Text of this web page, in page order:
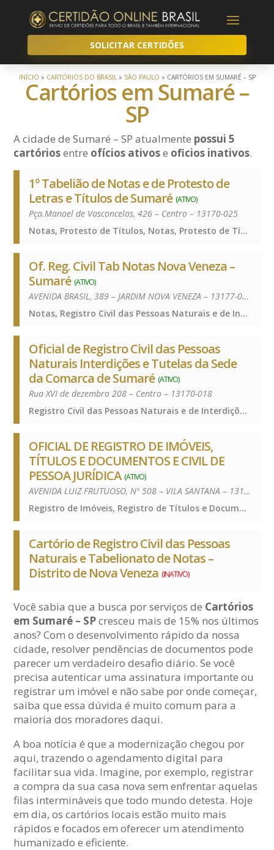
SOLICITAR CERTIDÕES
INÍCIO » CARTÓRIOS DO BRASIL» SÃO PAULO » CARTÓRIOS EM SUMARÉ – SP
Cartórios em Sumaré –
SP
A cidade de Sumaré – SP atualmente possui 5
cartóriosentre ofícios ativose oficios inativos.
1º Tabelião de Notas e de Protesto de
Letras e Títulos de Sumaré (ATIVO)
Pça.Manoel de Vasconcelos, 426 – Centro – 13170-025
Notas, Protesto de Títulos, Notas, Protesto de Títulos, Notas, Protesto de Títulos
Of. Reg. Civil Tab Notas Nova Veneza –
Sumaré (ATIVO)
AVENIDA BRASIL, 389 – JARDIM NOVA VENEZA – 13177-050
Notas, Registro Civil das Pessoas Naturais e de Interdições e Tutelas, Notas, Registro Civil das Pessoas Naturais e de Interdições e Tutelas, Notas, Registro Civil das Pessoas Naturais e de Interdições e Tutelas
Oficial de Registro Civil das Pessoas
Naturais Interdições e Tutelas da Sede
da Comarca de Sumaré (ATIVO)
Rua XVI de dezembro 208 – Centro – 13170-018
Registro Civil das Pessoas Naturais e de Interdições e Tutelas, Registro Civil das Pessoas Naturais e de Interdições e Tutelas, Registro Civil das Pessoas Naturais e de Interdições e Tutelas
OFICIAL DE REGISTRO DE IMÓVEIS,
TÍTULOS E DOCUMENTOS E CIVIL DE
PESSOA JURÍDICA (ATIVO)
AVENIDA LUIZ FRUTUOSO, Nº 508 – VILA SANTANA – 13170-260
Registro de Imóveis, Registro de Títulos e Documentos e Civis das Pessoas Jurídicas, Registro de Imóveis, Registro de Títulos e Documentos e Civis das Pessoas Jurídicas, Registro de Imóveis, Registro de Títulos e Documentos e Civis das Pessoas Jurídicas
Cartório de Registro Civil das Pessoas
Naturais e Tabelionato de Notas –
Distrito de Nova Veneza (INATIVO)
Você sabia que a busca por serviços de Cartórios
em Sumaré – SPcresceu mais de 15% nos últimos
anos? Com o desenvolvimento rápido da nossa
cidade, resolver pendências de documentos pode
parecer um verdadeiro desafio diário. Se você
precisa autenticar uma assinatura importante ou
registrar um imóvel e não sabe por onde começar,
saiba que essa dúvida é muito comum para a
maioria dos moradores daqui.
A boa notícia é que a modernização chegou por
aqui, trazendo o agendamento digital para
facilitar sua vida. Imagine, por exemplo, registrar
a compra da sua casa nova sem enfrentar aquelas
filas intermináveis que todo mundo detesta. Hoje
em dia, os cartórios locais estão muito mais
rápidos e focados em oferecer um atendimento
humanizado e eficiente.